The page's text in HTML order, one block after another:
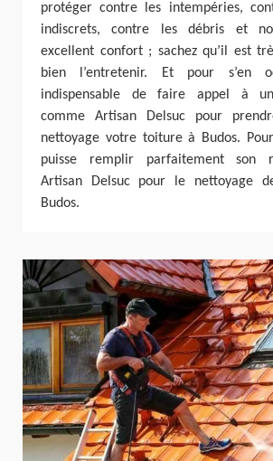
protéger contre les intempéries,
indiscrets, contre les débris et
excellent confort ; sachez qu’il est
bien l’entretenir. Et pour s’en
indispensable de faire appel à un
comme Artisan Delsuc pour
nettoyage votre toiture à Budos.
puisse remplir parfaitement son
Artisan Delsuc pour le nettoyage
Budos.